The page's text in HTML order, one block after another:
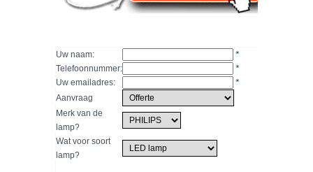
Uw naam:
*
Telefoonnummer:
*
Uw emailadres:
*
Aanvraag
Merk van de
lamp?
Wat voor soort
lamp?